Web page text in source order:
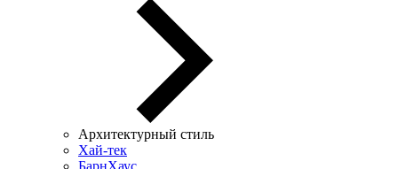
Архитектурный стиль
Хай-тек
БарнХаус